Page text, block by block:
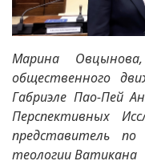
Марина
общественного
Габриэле Пао-Пей
Перспективных
представитель
теологии Ватикана